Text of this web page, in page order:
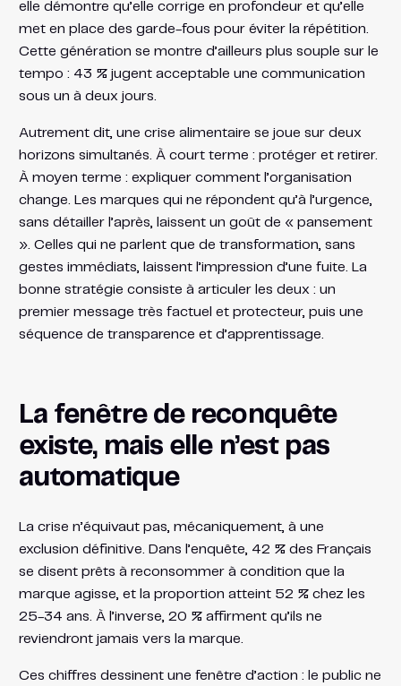
elle démontre qu’elle corrige en profondeur et qu’elle
met en place des garde-fous pour éviter la répétition.
Cette génération se montre d’ailleurs plus souple sur le
tempo : 43 % jugent acceptable une communication
sous un à deux jours.
Autrement dit, une crise alimentaire se joue sur deux
horizons simultanés. À court terme : protéger et retirer.
À moyen terme : expliquer comment l’organisation
change. Les marques qui ne répondent qu’à l’urgence,
sans détailler l’après, laissent un goût de « pansement
». Celles qui ne parlent que de transformation, sans
gestes immédiats, laissent l’impression d’une fuite. La
bonne stratégie consiste à articuler les deux : un
premier message très factuel et protecteur, puis une
séquence de transparence et d’apprentissage.
La fenêtre de reconquête
existe, mais elle n’est pas
automatique
La crise n’équivaut pas, mécaniquement, à une
exclusion définitive. Dans l’enquête, 42 % des Français
se disent prêts à reconsommer à condition que la
marque agisse, et la proportion atteint 52 % chez les
25-34 ans. À l’inverse, 20 % affirment qu’ils ne
reviendront jamais vers la marque.
Ces chiffres dessinent une fenêtre d’action : le public ne